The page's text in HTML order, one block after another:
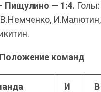
Пищулино — 1:4. Голы:
И.Малютин,
Положение команд
И В